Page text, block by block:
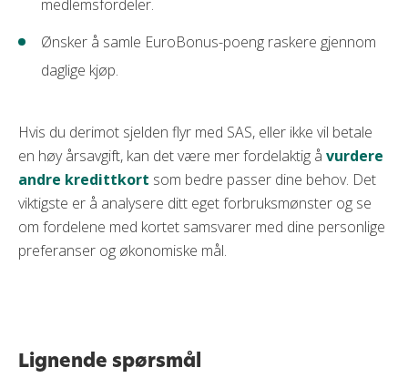
medlemsfordeler.
Ønsker å samle EuroBonus-poeng raskere gjennom
daglige kjøp.
Hvis du derimot sjelden flyr med SAS, eller ikke vil betale
en høy årsavgift, kan det være mer fordelaktig å vurdere
andre kredittkort som bedre passer dine behov. Det
viktigste er å analysere ditt eget forbruksmønster og se
om fordelene med kortet samsvarer med dine personlige
preferanser og økonomiske mål.
Lignende spørsmål